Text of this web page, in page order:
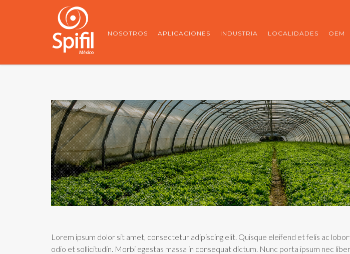
NOSOTROS APLICACIONES INDUSTRIA LOCALIDADES OEM
Lorem ipsum dolor sit amet, consectetur adipiscing elit. Quisque eleifend et felis ac
odio et sollicitudin. Morbi egestas massa in consequat dictum. Nunc porta ipsum nec